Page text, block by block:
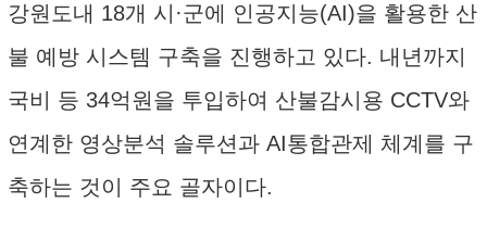
강원도내 18개 시·군에 인공지능(AI)을 활용한 산
불 예방 시스템 구축을 진행하고 있다. 내년까지
국비 등 34억원을 투입하여 산불감시용 CCTV와
연계한 영상분석 솔루션과 AI통합관제 체계를 구
축하는 것이 주요 골자이다.